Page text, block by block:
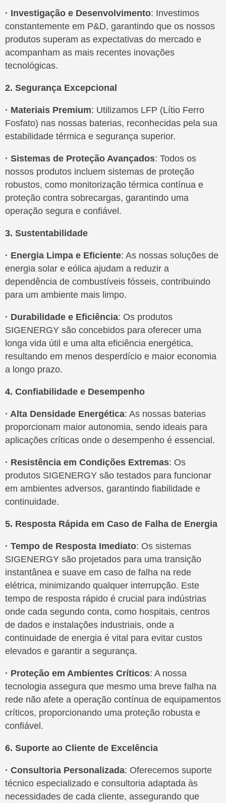
· Investigação e Desenvolvimento: Investimos
constantemente em P&D, garantindo que os nossos
produtos superam as expectativas do mercado e
acompanham as mais recentes inovações
tecnológicas.
2. Segurança Excepcional
· Materiais Premium: Utilizamos LFP (Lítio Ferro
Fosfato) nas nossas baterias, reconhecidas pela sua
estabilidade térmica e segurança superior.
· Sistemas de Proteção Avançados: Todos os
nossos produtos incluem sistemas de proteção
robustos, como monitorização térmica contínua e
proteção contra sobrecargas, garantindo uma
operação segura e confiável.
3. Sustentabilidade
· Energia Limpa e Eficiente: As nossas soluções de
energia solar e eólica ajudam a reduzir a
dependência de combustíveis fósseis, contribuindo
para um ambiente mais limpo.
· Durabilidade e Eficiência: Os produtos
SIGENERGY são concebidos para oferecer uma
longa vida útil e uma alta eficiência energética,
resultando em menos desperdício e maior economia
a longo prazo.
4. Confiabilidade e Desempenho
· Alta Densidade Energética: As nossas baterias
proporcionam maior autonomia, sendo ideais para
aplicações críticas onde o desempenho é essencial.
· Resistência em Condições Extremas: Os
produtos SIGENERGY são testados para funcionar
em ambientes adversos, garantindo fiabilidade e
continuidade.
5. Resposta Rápida em Caso de Falha de Energia
· Tempo de Resposta Imediato: Os sistemas
SIGENERGY são projetados para uma transição
instantânea e suave em caso de falha na rede
elétrica, minimizando qualquer interrupção. Este
tempo de resposta rápido é crucial para indústrias
onde cada segundo conta, como hospitais, centros
de dados e instalações industriais, onde a
continuidade de energia é vital para evitar custos
elevados e garantir a segurança.
· Proteção em Ambientes Críticos: A nossa
tecnologia assegura que mesmo uma breve falha na
rede não afete a operação contínua de equipamentos
críticos, proporcionando uma proteção robusta e
confiável.
6. Suporte ao Cliente de Excelência
· Consultoria Personalizada: Oferecemos suporte
técnico especializado e consultoria adaptada às
necessidades de cada cliente, assegurando que